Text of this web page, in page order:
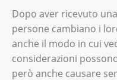
Dopo aver ricevuto
persone cambiano i
anche il modo in cui
considerazioni
però anche causare